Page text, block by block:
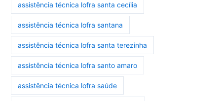
assistência técnica lofra santa cecília
assistência técnica lofra santana
assistência técnica lofra santa terezinha
assistência técnica lofra santo amaro
assistência técnica lofra saúde